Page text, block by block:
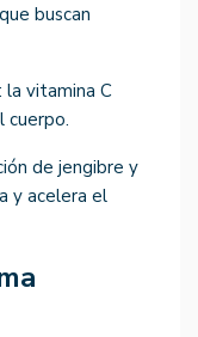
buscan
: la vitamina C
cuerpo.
de jengibre y
y acelera el